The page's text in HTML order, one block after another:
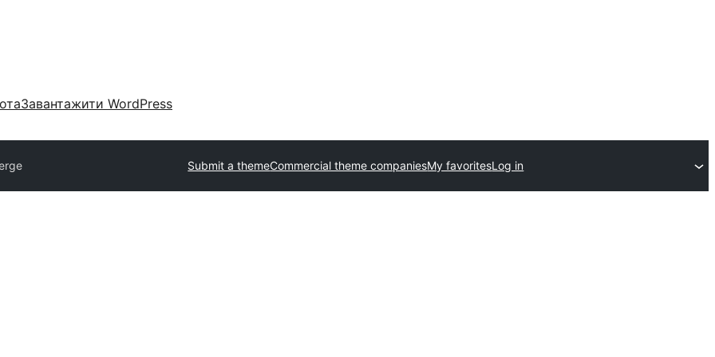
Завантажити WordPress
Submit a themeCommercial theme companiesMy favoritesLog in